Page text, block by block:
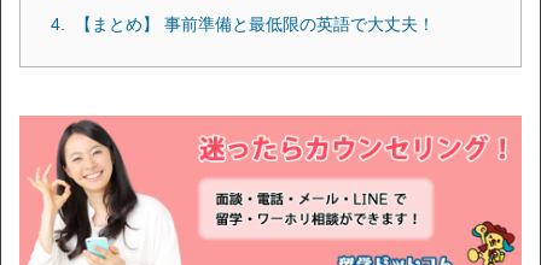
【まとめ】 事前準備と最低限の英語で大丈夫！